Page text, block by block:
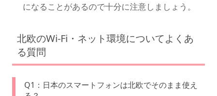
になることがあるので十分に注意しましょう。
北欧のWi-Fi・ネット環境についてよくあ
る質問
Q1：日本のスマートフォンは北欧でそのまま使え